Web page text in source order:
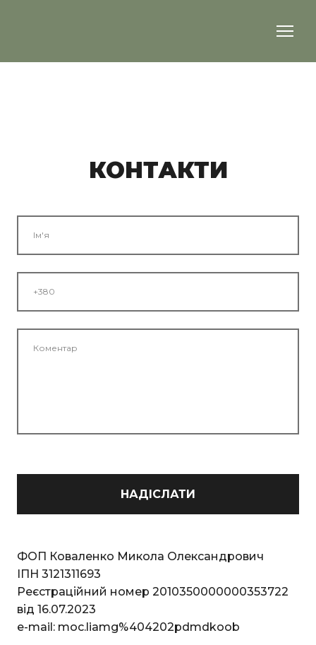
КОНТАКТИ
НАДІСЛАТИ
ФОП Коваленко Микола Олександрович
ІПН 3121311693
Реєстраційний номер 2010350000000353722
від 16.07.2023
e-mail: moc.liamg%404202pdmdkoob